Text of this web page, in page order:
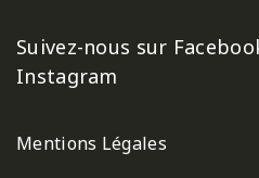
Suivez-nous sur
Instagram
Mentions Légales